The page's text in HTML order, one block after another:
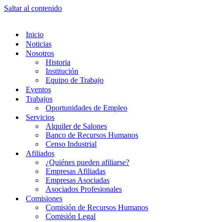
Saltar al contenido
Inicio
Noticias
Nosotros
Historia
Institución
Equipo de Trabajo
Eventos
Trabajos
Oportunidades de Empleo
Servicios
Alquiler de Salones
Banco de Recursos Humanos
Censo Industrial
Afiliados
¿Quiénes pueden afiliarse?
Empresas Afiliadas
Empresas Asociadas
Asociados Profesionales
Comisiones
Comisión de Recursos Humanos
Comisión Legal